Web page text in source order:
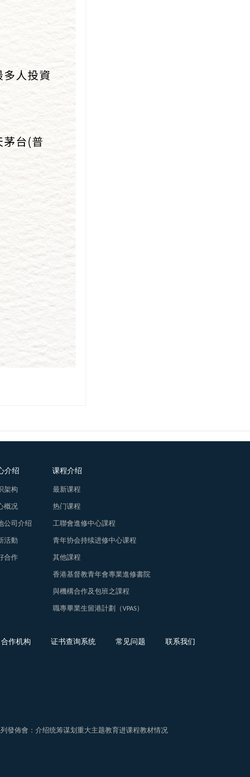
介绍
架构
概况
公司介绍
活動
合作
课程介绍
最新课程
热门课程
工聯會進修中心課程
青年协会持续进修中心课程
其他課程
香港基督教青年會專業進修書院
與機構合作及包班之課程
職專畢業生留港計劃（VPAS）
合作机构 证书查询系统 常见问题 联系我们
發佈會：介绍统筹谋划重大主题教育进课程教材情况